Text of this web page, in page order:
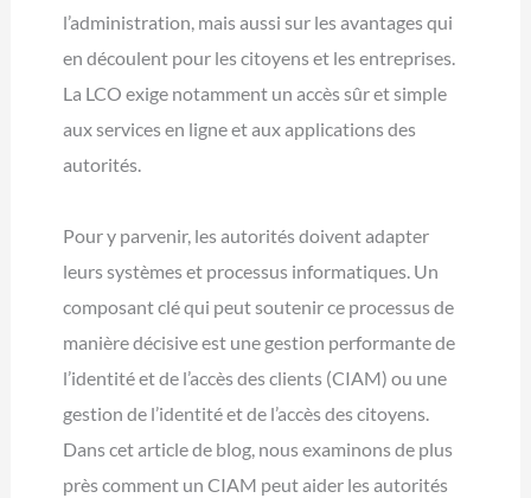
l’administration, mais aussi sur les avantages qui
en découlent pour les citoyens et les entreprises.
La LCO exige notamment un accès sûr et simple
aux services en ligne et aux applications des
autorités.
Pour y parvenir, les autorités doivent adapter
leurs systèmes et processus informatiques. Un
composant clé qui peut soutenir ce processus de
manière décisive est une gestion performante de
l’identité et de l’accès des clients (CIAM) ou une
gestion de l’identité et de l’accès des citoyens.
Dans cet article de blog, nous examinons de plus
près comment un CIAM peut aider les autorités